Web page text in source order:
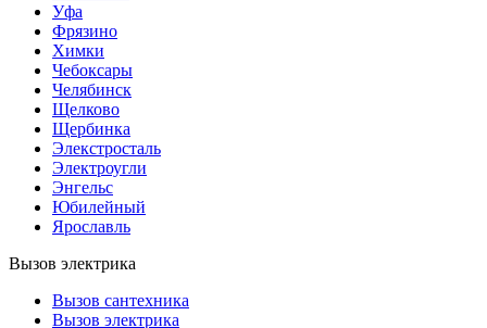
Уфа
Фрязино
Химки
Чебоксары
Челябинск
Щелково
Щербинка
Элекстросталь
Электроугли
Энгельс
Юбилейный
Ярославль
Вызов электрика
Вызов сантехника
Вызов электрика